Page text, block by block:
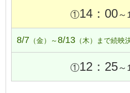
①14：00～
8/7 （金）～8/13 （木）まで続映
①12：25～